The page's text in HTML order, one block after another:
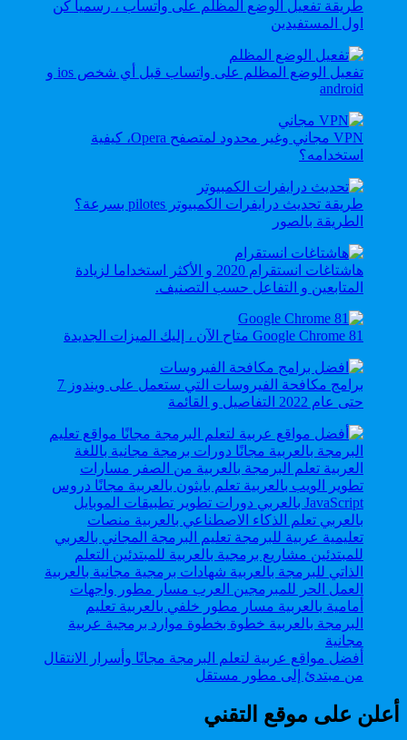
طريقة تفعيل الوضع المظلم على واتساب ، رسميا كن
اول المستفيدين
تفعيل الوضع المظلم على واتساب قبل أي شخص ios و
android
VPN مجاني وغير محدود لمتصفح Opera، كيفية
استخدامه؟
طريقة تحديث درايفرات الكمبيوتر pilotes بسرعة؟
الطريقة بالصور
هاشتاغات انستقرام 2020 و الأكثر استخداما لزيادة
المتابعين و التفاعل حسب التصنيف.
Google Chrome 81 متاح الآن ، إليك الميزات الجديدة
برامج مكافحة الفيروسات التي ستعمل على ويندوز 7
حتى عام 2022 التفاصيل و القائمة
أفضل مواقع عربية لتعلم البرمجة مجانًا وأسرار الانتقال
من مبتدئ إلى مطور مستقل
أعلن على موقع التقني